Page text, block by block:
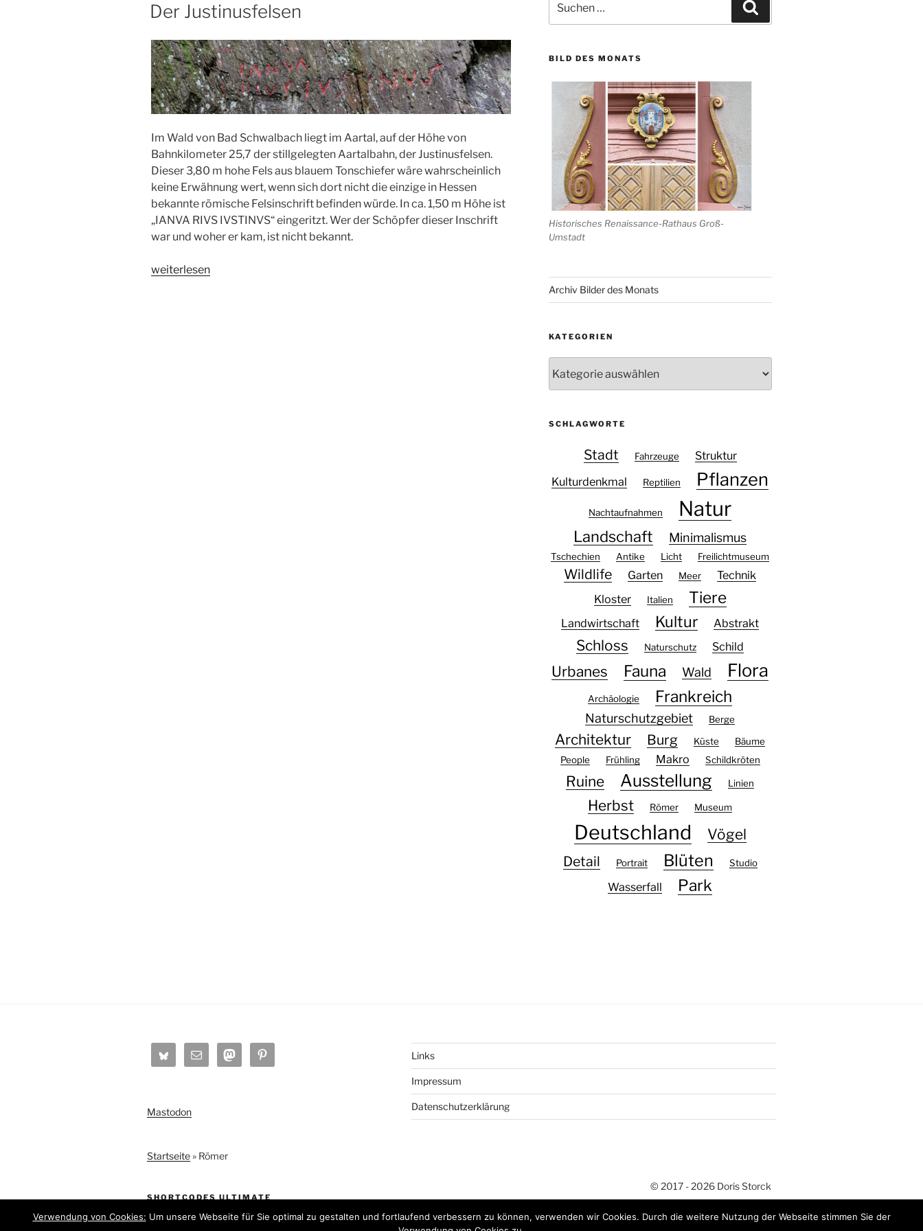
AM
Der Justinusfelsen
Im Wald von Bad Schwalbach liegt im Aartal, auf der Höhe von
Bahnkilometer 25,7 der stillgelegten Aartalbahn, der Justinusfelsen.
Dieser 3,80 m hohe Fels aus blauem Tonschiefer wäre wahrscheinlich
keine Erwähnung wert, wenn sich dort nicht die einzige in Hessen
bekannte römische Felsinschrift befinden würde. In ca. 1,50 m Höhe ist
„IANVA RIVS IVSTINVS“ eingeritzt. Wer der Schöpfer dieser Inschrift
war und woher er kam, ist nicht bekannt.
„Der
weiterlesen
nach:
BILD DES MONATS
Historisches Renaissance-Rathaus Groß-
Umstadt
Archiv Bilder des Monats
KATEGORIEN
SCHLAGWORTE
Stadt Fahrzeuge
Struktur
Kulturdenkmal
Reptilien Pflanzen
Nachtaufnahmen Natur
Landschaft Minimalismus
Tschechien Antike Licht Freilichtmuseum
Wildlife Garten Meer
Technik
Kloster
Italien Tiere
Landwirtschaft Kultur Abstrakt
Schloss Naturschutz Schild
Urbanes Fauna Wald Flora
Archäologie Frankreich
Naturschutzgebiet Berge
Architektur Burg Küste
Bäume
People
Frühling Makro Schildkröten
Ruine Ausstellung Linien
Herbst Römer Museum
Deutschland Vögel
Detail Portrait Blüten Studio
Wasserfall Park
Mastodon
Startseite » Römer
SHORTCODES ULTIMATE
Links
Impressum
Datenschutzerklärung
© 2017 - 2026 Doris Storck
Verwendung von Cookies: Um unsere Webseite für Sie optimal zu gestalten und fortlaufend verbessern zu können, verwenden wir Cookies. Durch die weitere Nutzung der Webseite stimmen Sie der